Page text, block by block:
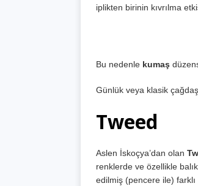
iplikten birinin kıvrılma
Bu nedenle kumaş
Günlük veya klasik
Tweed
Aslen İskoçya’dan olan
renklerde ve özellikle
edilmiş (pencere ile)